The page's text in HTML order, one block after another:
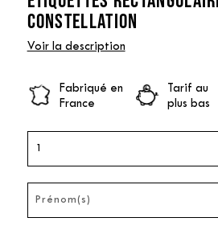
CONSTELLATION
Voir la description
Fabriqué en
France
Tarif au
plus bas